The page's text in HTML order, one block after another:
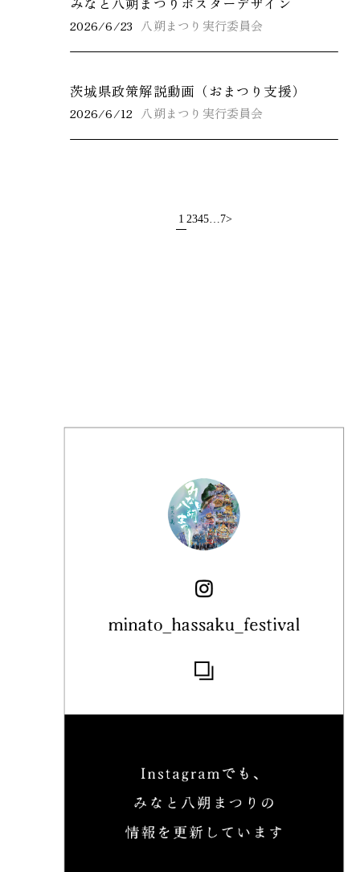
2026/6/23 八朔まつり実行委員会
2026/6/12 八朔まつり実行委員会
茨城県政策解説動画（おまつり支援）
1 2345 7>